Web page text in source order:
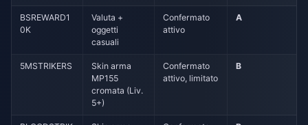
BSREWARD1
0K
Valuta +
oggetti
casuali
Confermato
attivo
A
5MSTRIKERS
Skin arma
MP155
cromata (Liv.
5+)
Confermato
attivo, limitato
B